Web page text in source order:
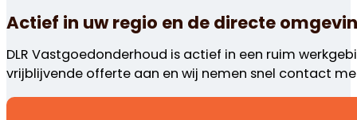
Actief in uw regio en de directe
DLR Vastgoedonderhoud is actief in een ruim
vrijblijvende offerte aan en wij nemen snel contact